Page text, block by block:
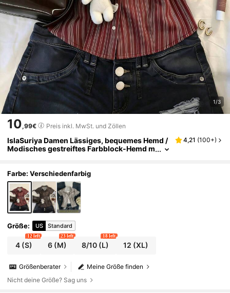
1/3
10,99€ Preis inkl. MwSt. und Zöllen
IslaSuriya Damen Lässiges, bequemes Hemd /
Modisches gestreiftes Farbblock-Hemd m
4,21 (100+)
Farbe: Verschiedenfarbig
Größe: US Standard
4 (S)
12 left
6 (M)
23 left
8/10(L)
18 left
12 (XL)
Meine Größe finden
Größenberater
Nicht deine Größe? Sag uns